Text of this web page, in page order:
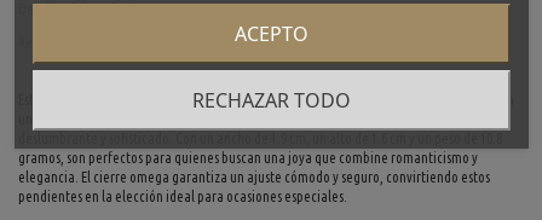
Detalles del producto
Estos pendientes de segunda mano, elaborados en oro blanco de primera ley, presentan
gramos, son perfectos para quienes buscan una joya que combine romanticismo y
elegancia. El cierre omega garantiza un ajuste cómodo y seguro, convirtiendo estos
pendientes en la elección ideal para ocasiones especiales.
RECHAZAR TODO
ACEPTO